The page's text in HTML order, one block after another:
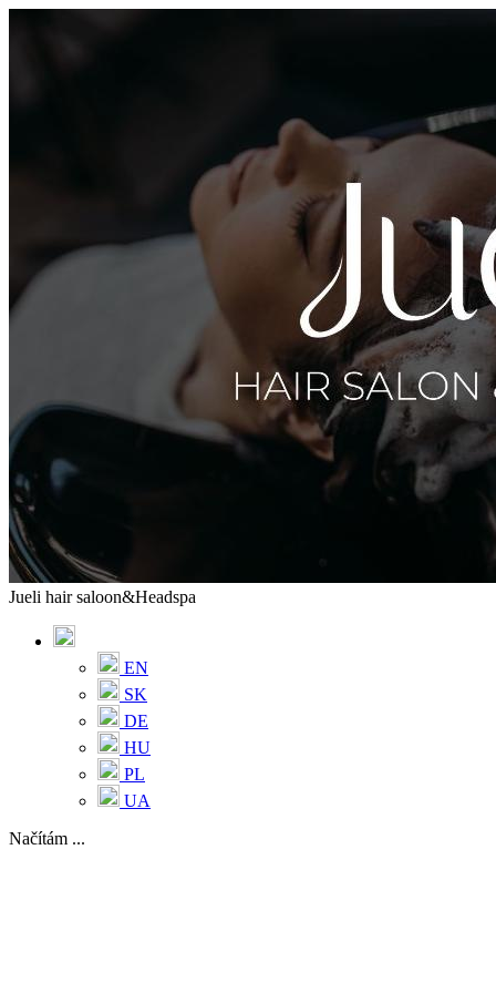
Jueli hair saloon&Headspa
EN
SK
DE
HU
PL
UA
Načítám ...